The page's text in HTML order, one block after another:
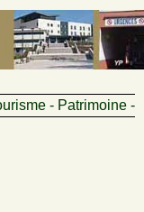
- Patrimoine -